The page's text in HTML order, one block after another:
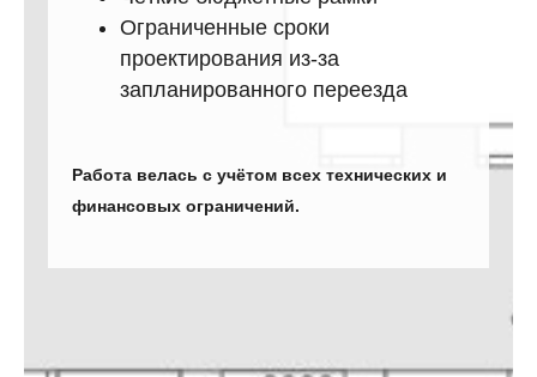
Ограниченные сроки
проектирования из-за
запланированного переезда
Работа велась с учётом всех технических и
финансовых ограничений.